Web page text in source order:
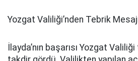
Yozgat Valiliği’nden Tebrik
İlayda’nın başarısı Yozgat